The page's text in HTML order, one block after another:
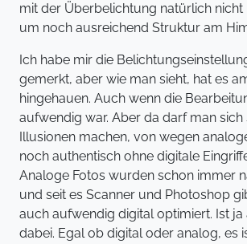
mit der Überbelichtung natürlich nicht
um noch ausreichend Struktur am
Ich habe mir die
gemerkt, aber wie man sieht, hat es
hingehauen. Auch wenn die
aufwendig war. Aber da darf man sich
Illusionen machen, von wegen
noch authentisch ohne digitale
Analoge Fotos wurden schon immer
und seit es Scanner und Photoshop
auch aufwendig digital optimiert. Ist ja
dabei. Egal ob digital oder analog, es